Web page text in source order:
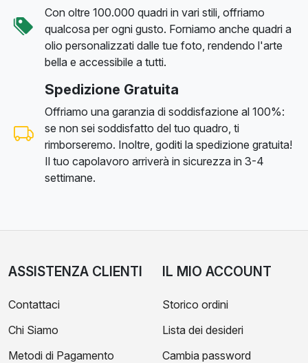
Con oltre 100.000 quadri in vari stili, offriamo
qualcosa per ogni gusto. Forniamo anche quadri a
olio personalizzati dalle tue foto, rendendo l'arte
bella e accessibile a tutti.
Spedizione Gratuita
Offriamo una garanzia di soddisfazione al 100%:
se non sei soddisfatto del tuo quadro, ti
rimborseremo. Inoltre, goditi la spedizione gratuita!
Il tuo capolavoro arriverà in sicurezza in 3-4
settimane.
ASSISTENZA CLIENTI
Contattaci
Chi Siamo
Metodi di Pagamento
IL MIO ACCOUNT
Storico ordini
Lista dei desideri
Cambia password